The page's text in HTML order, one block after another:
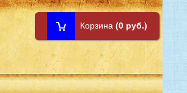
Корзина (0 руб.)